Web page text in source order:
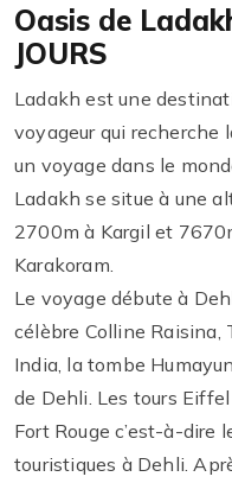
Oasis de
JOURS
Ladakh est une
voyageur qui recherche
un voyage dans le
Ladakh se situe à une
2700m à Kargil et
Karakoram.
Le voyage débute à
célèbre Colline
India, la tombe
de Dehli. Les tours Eiffel
Fort Rouge c’est-à-dire
touristiques à Dehli.